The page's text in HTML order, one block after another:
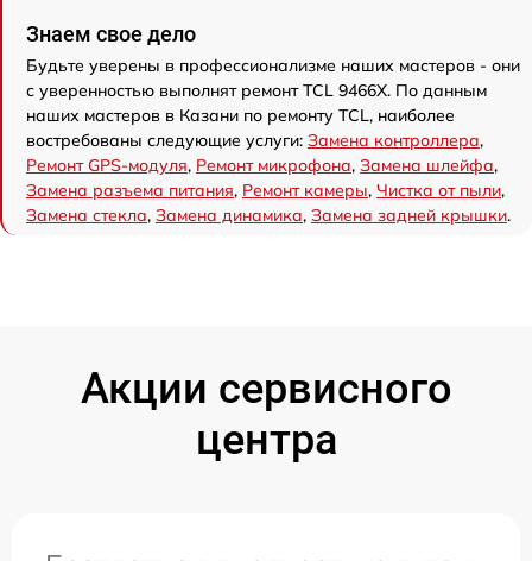
Знаем свое дело
Будьте уверены в профессионализме наших мастеров - они
с уверенностью выполнят ремонт TCL 9466X. По данным
наших мастеров в Казани по ремонту TCL, наиболее
востребованы следующие услуги: Замена контроллера,
Ремонт GPS-модуля, Ремонт микрофона, Замена шлейфа,
Замена разъема питания, Ремонт камеры, Чистка от пыли,
Замена стекла, Замена динамика, Замена задней крышки.
Акции сервисного
центра